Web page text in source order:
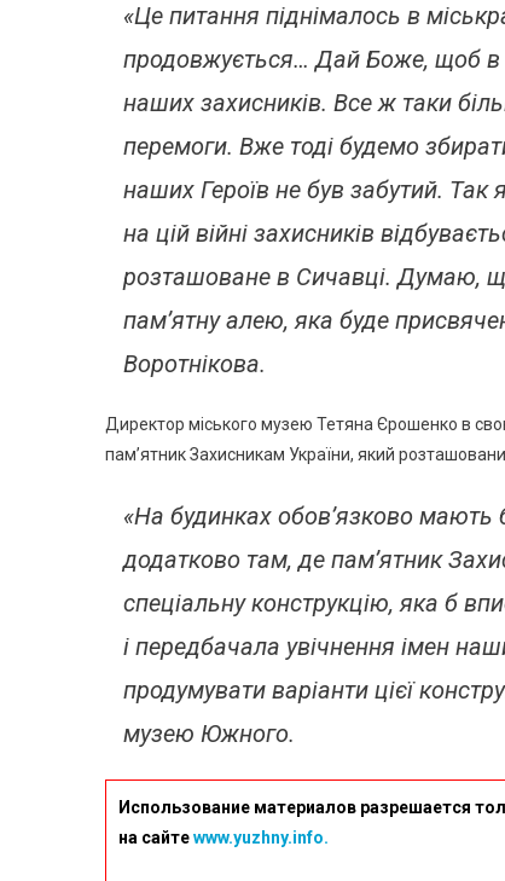
«Це питання піднімалось в
продовжується… Дай Боже, щоб в
наших захисників. Все ж таки
перемоги. Вже тоді будемо
наших Героїв не був забутий.
на цій війні захисників
розташоване в Сичавці. Думаю,
пам’ятну алею, яка буде
Воротнікова.
Директор міського музею Тетяна Єрошенко в
пам’ятник Захисникам України, який розташований
«На будинках обов’язково мають
додатково там, де пам’ятник
спеціальну конструкцію, яка б
і передбачала увічнення імен
продумувати варіанти цієї
музею Южного.
Использование материалов разрешается
на сайтеwww.yuzhny.info.